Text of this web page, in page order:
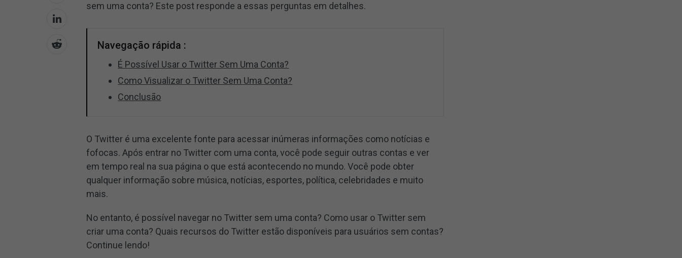
sem uma conta? Este post responde a essas perguntas em detalhes.
Navegação rápida :
É Possível Usar o Twitter Sem Uma Conta?
Como Visualizar o Twitter Sem Uma Conta?
Conclusão
O Twitter é uma excelente fonte para acessar inúmeras informações como notícias e
fofocas. Após entrar no Twitter com uma conta, você pode seguir outras contas e ver
em tempo real na sua página o que está acontecendo no mundo. Você pode obter
qualquer informação sobre música, notícias, esportes, política, celebridades e muito
mais.
No entanto, é possível navegar no Twitter sem uma conta? Como usar o Twitter sem
criar uma conta? Quais recursos do Twitter estão disponíveis para usuários sem contas?
Continue lendo!